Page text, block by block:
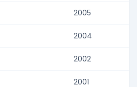
2005
2004
2002
2001